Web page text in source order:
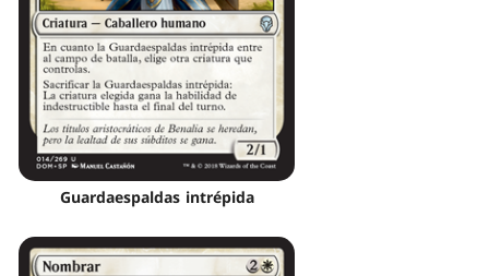
Guardaespaldas intrépida